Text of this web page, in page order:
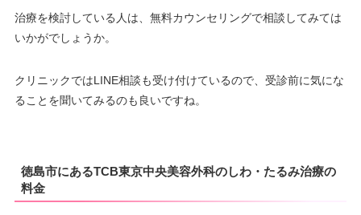
治療を検討している人は、無料カウンセリングで相談してみては
いかがでしょうか。
クリニックではLINE相談も受け付けているので、受診前に気にな
ることを聞いてみるのも良いですね。
徳島市にあるTCB東京中央美容外科のしわ・たるみ治療の
料金